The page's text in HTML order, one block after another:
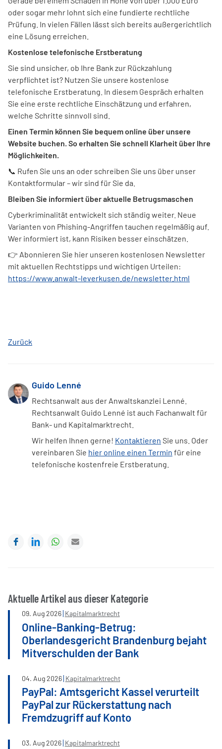
oder sogar mehr lohnt sich eine fundierte rechtliche
Prüfung. In vielen Fällen lässt sich bereits außergerichtlich
eine Lösung erreichen.
Kostenlose telefonische Erstberatung
Sie sind unsicher, ob Ihre Bank zur Rückzahlung
verpflichtet ist? Nutzen Sie unsere kostenlose
telefonische Erstberatung. In diesem Gespräch erhalten
Sie eine erste rechtliche Einschätzung und erfahren,
welche Schritte sinnvoll sind.
Einen Termin können Sie bequem online über unsere
Website buchen. So erhalten Sie schnell Klarheit über Ihre
Möglichkeiten.
📞 Rufen Sie uns an oder schreiben Sie uns über unser
Kontaktformular – wir sind für Sie da.
Bleiben Sie informiert über aktuelle Betrugsmaschen
Cyberkriminalität entwickelt sich ständig weiter. Neue
Varianten von Phishing-Angriffen tauchen regelmäßig auf.
Wer informiert ist, kann Risiken besser einschätzen.
👉 Abonnieren Sie hier unseren kostenlosen Newsletter
mit aktuellen Rechtstipps und wichtigen Urteilen:
https://www.anwalt-leverkusen.de/newsletter.html
Zurück
Guido Lenné
Rechtsanwalt aus der Anwaltskanzlei Lenné.
Rechtsanwalt Guido Lenné ist auch Fachanwalt für
Bank- und Kapitalmarktrecht.
Wir helfen Ihnen gerne! Kontaktieren Sie uns. Oder
vereinbaren Sie hier online einen Termin für eine
telefonische kostenfreie Erstberatung.
FacebookLinkedInWhatsApp
Aktuelle Artikel aus dieser Kategorie
09. Aug2026 Kapitalmarktrecht
Online-Banking-Betrug:
Oberlandesgericht Brandenburg bejaht
Mitverschulden der Bank
04. Aug2026 Kapitalmarktrecht
PayPal: Amtsgericht Kassel verurteilt
PayPal zur Rückerstattung nach
Fremdzugriff auf Konto
03. Aug2026 Kapitalmarktrecht